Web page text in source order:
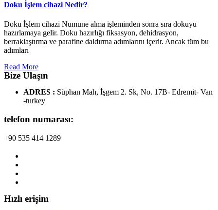
Doku İşlem cihazi Nedir?
Doku İşlem cihazi Numune alma işleminden sonra sıra dokuyu
hazırlamaya gelir. Doku hazırlığı fiksasyon, dehidrasyon,
berraklaştırma ve parafine daldırma adımlarını içerir. Ancak tüm bu
adımları
Read More
Bize Ulaşın
ADRES : Süphan Mah, İşgem 2. Sk, No. 17B- Edremit- Van
-turkey
telefon numarası:
+90 535 414 1289
Hızlı erişim